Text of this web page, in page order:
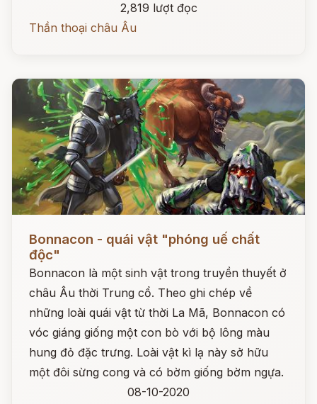
2,819 lượt đọc
Thần thoại châu Âu
Bonnacon - quái vật "phóng uế chất
độc"
Bonnacon là một sinh vật trong truyền thuyết ở
châu Âu thời Trung cổ. Theo ghi chép về
những loài quái vật từ thời La Mã, Bonnacon có
vóc giáng giống một con bò với bộ lông màu
hung đỏ đặc trưng. Loài vật kì lạ này sở hữu
một đôi sừng cong và có bờm giống bờm ngựa.
08-10-2020